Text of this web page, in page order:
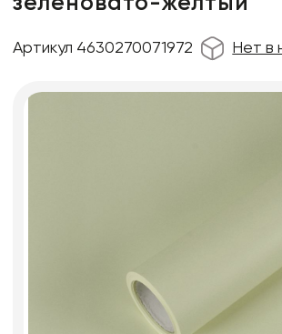
Искусственные цветы и растения
Артикул 4630270071972 Нет в